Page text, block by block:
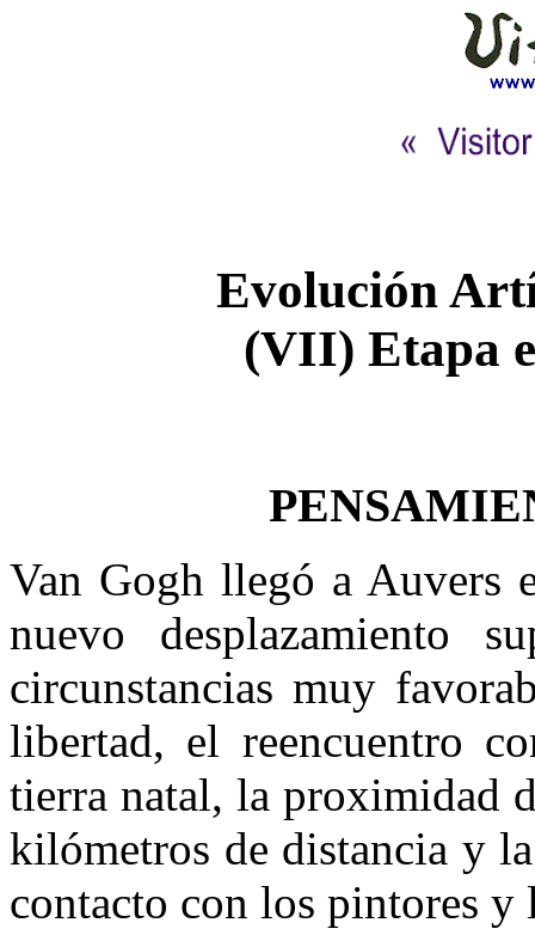
Evolución
(VII) Etapa
Van Gogh llegó a Auvers
nuevo desplazamiento
circunstancias muy
libertad, el reencuentro
tierra natal, la proximidad
kilómetros de distancia y
contacto con los pintores y